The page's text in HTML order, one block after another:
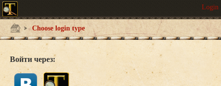
Choose login type
Войти через: